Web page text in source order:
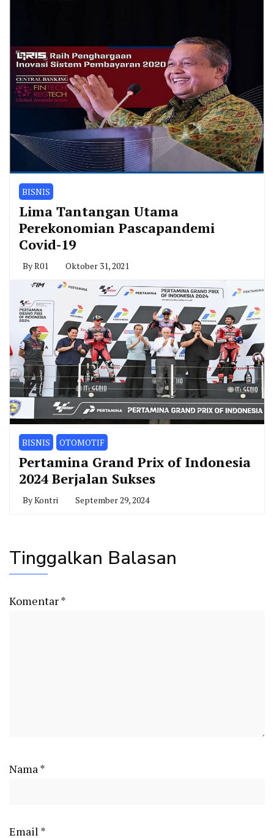
BISNIS
Lima Tantangan Utama
Perekonomian Pascapandemi
Covid-19
ByR01 Oktober 31, 2021
BISNIS OTOMOTIF
Pertamina Grand Prix of Indonesia
2024 Berjalan Sukses
ByKontri September 29, 2024
Tinggalkan Balasan
Komentar*
Nama*
Email *